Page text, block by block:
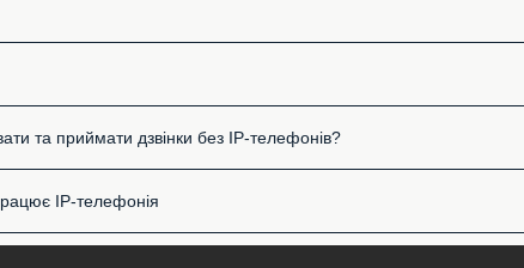
та приймати дзвінки без IP-телефонів?
IP-телефонія